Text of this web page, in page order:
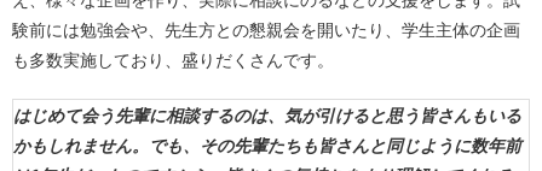
験前には勉強会や、先生方との懇親会を開いたり、学生主体の企画
も多数実施しており、盛りだくさんです。
はじめて会う先輩に相談するのは、気が引けると思う皆さんもいる
かもしれません。でも、その先輩たちも皆さんと同じように数年前